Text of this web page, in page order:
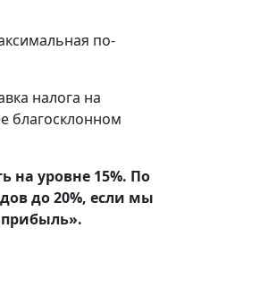
по-
налога на
благосклонном
на уровне 15%. По
до 20%, если мы